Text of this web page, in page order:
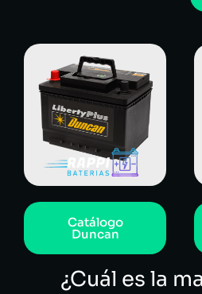
Catálogo
Duncan
¿Cuál es la